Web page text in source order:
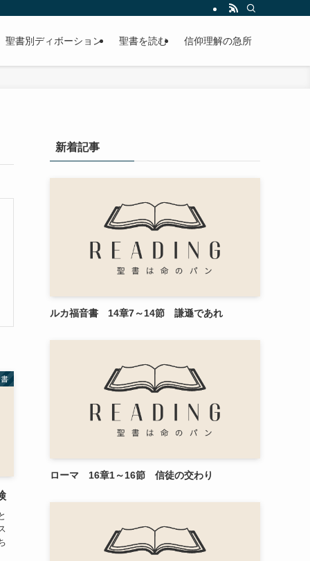
聖書別ディボーション 聖書を読む 信仰理解の急所
新着記事
ルカ福音書 14章7～14節 謙遜であれ
ローマ 16章1～16節 信徒の交わり